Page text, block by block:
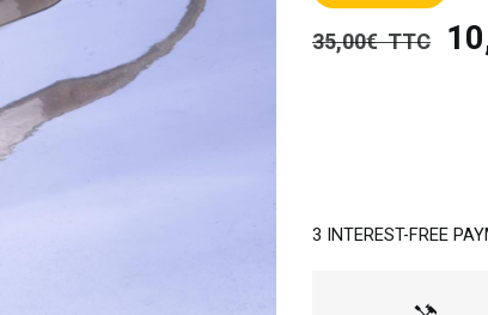
35,00€ TTC
3 INTEREST-FREE